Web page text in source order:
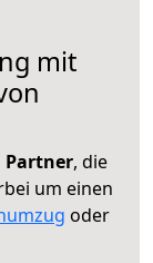
mit
Partner, die
um einen
oder